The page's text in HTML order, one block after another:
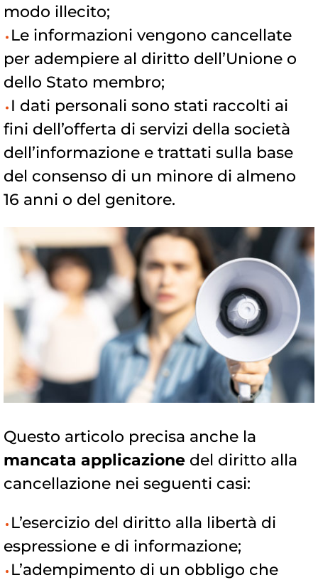
modo illecito;
Le informazioni vengono cancellate
per adempiere al diritto dell’Unione o
dello Stato membro;
I dati personali sono stati raccolti ai
fini dell’offerta di servizi della società
dell’informazione e trattati sulla base
del consenso di un minore di almeno
16 anni o del genitore.
Questo articolo precisa anche la
mancata applicazione del diritto alla
cancellazione nei seguenti casi:
L’esercizio del diritto alla libertà di
espressione e di informazione;
L’adempimento di un obbligo che